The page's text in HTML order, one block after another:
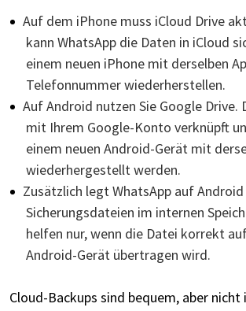
Auf dem iPhone muss iCloud Drive
kann WhatsApp die Daten in iCloud
einem neuen iPhone mit derselben
Telefonnummer wiederherstellen.
Auf Android nutzen Sie Google Drive.
mit Ihrem Google-Konto verknüpft
einem neuen Android-Gerät mit
wiederhergestellt werden.
Zusätzlich legt WhatsApp auf
Sicherungsdateien im internen
helfen nur, wenn die Datei korrekt
Android-Gerät übertragen wird.
Cloud-Backups sind bequem, aber